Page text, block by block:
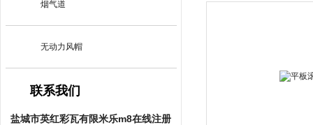
烟气道
无动力风帽
联系我们
盐城市英红彩瓦有限米乐m8在线注册